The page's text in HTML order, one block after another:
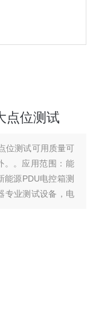
点位测试
位测试可用质量可
。。应用范围：能
能源PDU电控箱测
专业测试设备，电
试仪）